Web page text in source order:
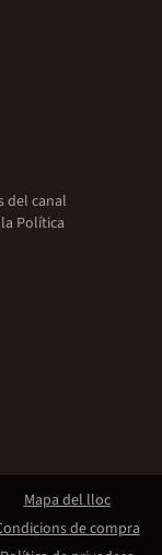
del canal
Política
Mapa del lloc
de compra